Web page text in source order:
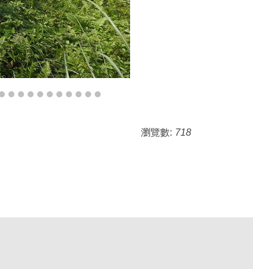
瀏覽數: 718